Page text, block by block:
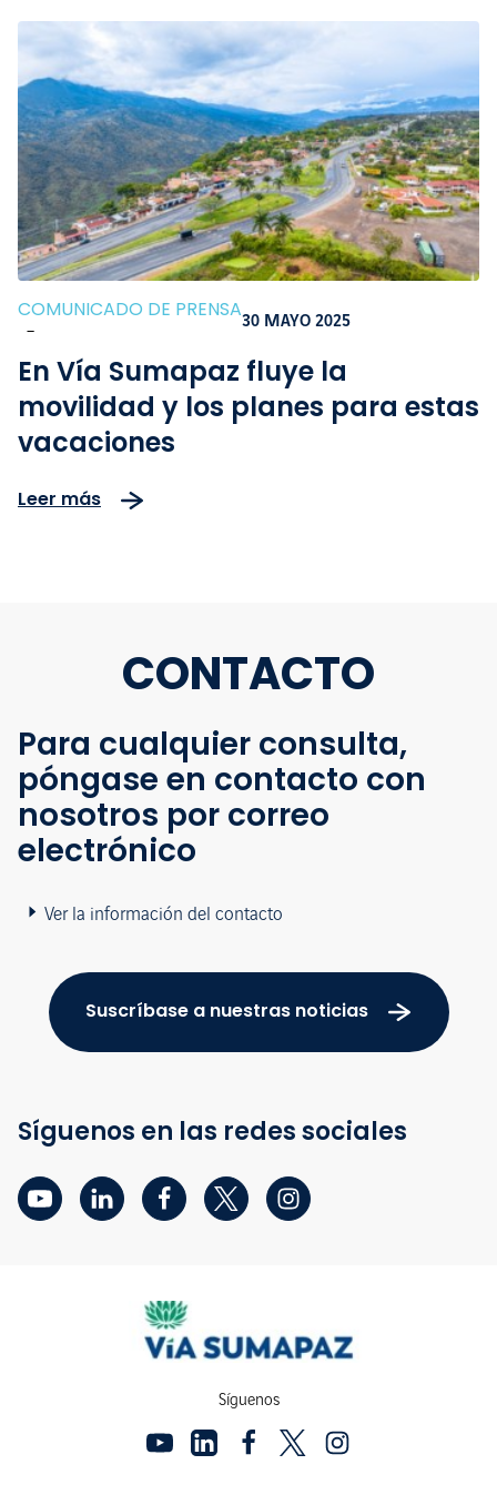
COMUNICADO DE PRENSA
-
30 MAYO 2025
En Vía Sumapaz fluye la
movilidad y los planes para estas
vacaciones
Leer más
CONTACTO
Para cualquier consulta,
póngase en contacto con
nosotros por correo
electrónico
Ver la información del contacto
Suscríbase a nuestras noticias
Síguenos en las redes sociales
Síguenos